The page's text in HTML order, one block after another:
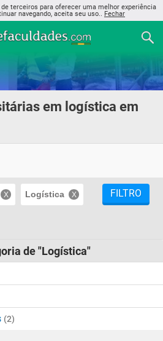
terceiros para oferecer uma melhor experiência
navegando, aceita seu uso.. Fechar
em logística em
Logística FILTRO
de "Logística"
(2)